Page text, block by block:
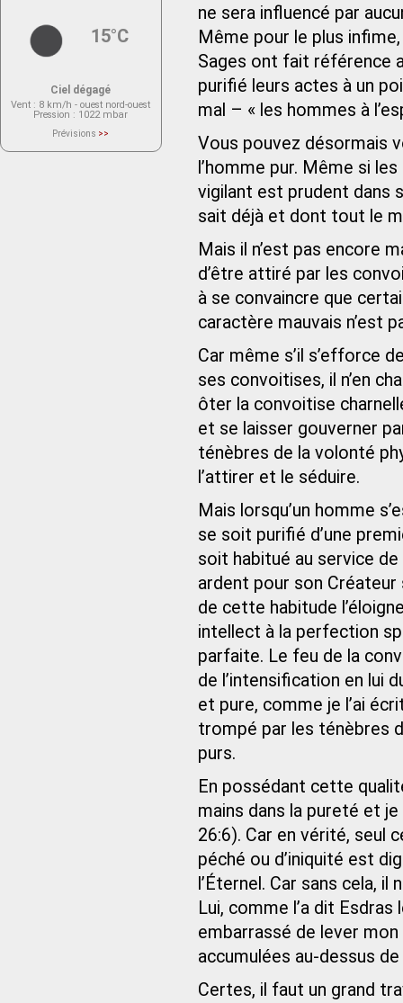
ne sera influencé par
Même pour le plus
Sages ont fait référence
purifié leurs actes à un
mal – « les hommes à
Vous pouvez désormais
l’homme pur. Même si
vigilant est prudent dans
sait déjà et dont tout le
Mais il n’est pas encore
d’être attiré par les
à se convaincre que
caractère mauvais n’est
Car même s’il s’efforce
ses convoitises, il n’en
ôter la convoitise
et se laisser gouverner
ténèbres de la volonté
l’attirer et le séduire.
Mais lorsqu’un homme
se soit purifié d’une
soit habitué au service de
ardent pour son
de cette habitude
intellect à la perfection
parfaite. Le feu de la
de l’intensification en lui
et pure, comme je l’ai
trompé par les ténèbres
purs.
En possédant cette
mains dans la pureté et
26:6). Car en vérité, seul
péché ou d’iniquité est
l’Éternel. Car sans cela,
Lui, comme l’a dit Esdras
embarrassé de lever
accumulées au-dessus
Certes, il faut un grand
15°C
Ciel dégagé
Vent : 8 km/h - ouest nord-ouest
Pression : 1022 mbar
Prévisions >>
actuellement aucune prévision